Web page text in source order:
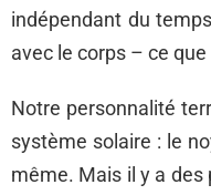
indépendant du
avec le corps – ce
Notre personnalité
système solaire : le
même. Mais il y a